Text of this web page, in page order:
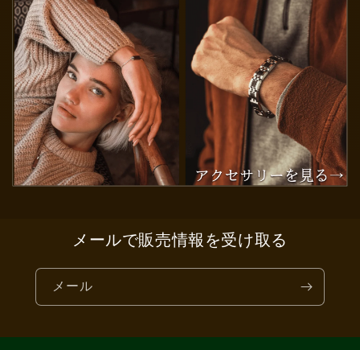
メールで販売情報を受け取る
メール